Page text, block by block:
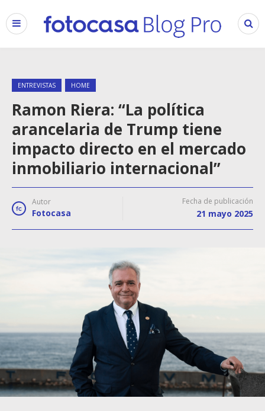
ENTREVISTAS HOME
Ramon Riera: “La política
arancelaria de Trump tiene
impacto directo en el mercado
inmobiliario internacional”
Autor
Fotocasa
Fecha de publicación
21 mayo 2025